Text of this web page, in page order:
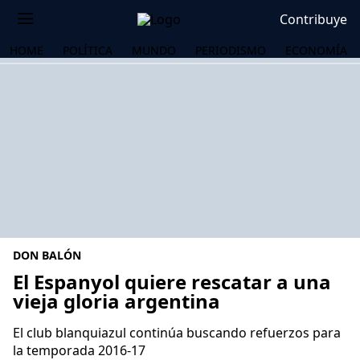
Contribuye
HOME POLÍTICA MUNDO PERIODISMO ECONOMÍA
DON BALÓN
El Espanyol quiere rescatar a una
vieja gloria argentina
El club blanquiazul continúa buscando refuerzos para
la temporada 2016-17